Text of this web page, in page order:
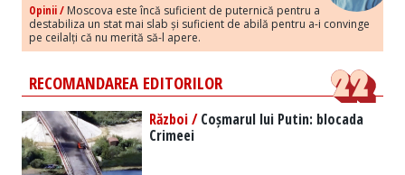
Opinii / Moscova este încă suficient de puternică pentru a
destabiliza un stat mai slab și suficient de abilă pentru a-i convinge
pe ceilalți că nu merită să-l apere.
RECOMANDAREA EDITORILOR
Război /Coșmarul lui Putin: blocada
Crimeei